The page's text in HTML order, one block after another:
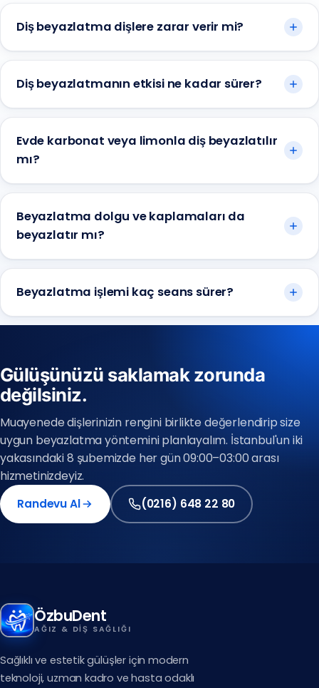
Diş beyazlatma dişlere zarar verir mi?
Diş beyazlatmanın etkisi ne kadar sürer?
Evde karbonat veya limonla diş beyazlatılır
mı?
Beyazlatma dolgu ve kaplamaları da
beyazlatır mı?
Beyazlatma işlemi kaç seans sürer?
Gülüşünüzü saklamak zorunda
değilsiniz.
Muayenede dişlerinizin rengini birlikte değerlendirip size
uygun beyazlatma yöntemini planlayalım. İstanbul'un iki
yakasındaki 8 şubemizde her gün 09:00–03:00 arası
hizmetinizdeyiz.
Randevu Al
(0216) 648 22 80
Avrupa Yakası
(0212) 909 88 80
ÖzbuDent
AĞIZ & DIŞ SAĞLIĞI
Sağlıklı ve estetik gülüşler için modern
teknoloji, uzman kadro ve hasta odaklı